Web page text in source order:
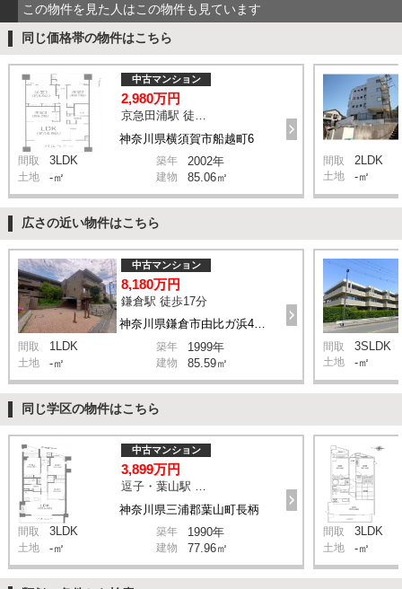
この物件を見た人はこの物件も見ています
同じ価格帯の物件はこちら
神奈川県横須賀市船越町6
中古マンション
2,980万円
京急田浦駅 徒歩13分
間取 3LDK 築年 2002年
土地 -㎡ 建物 85.06㎡
間取 2LDK
土地 -㎡
広さの近い物件はこちら
神奈川県鎌倉市由比ガ浜4丁目
中古マンション
8,180万円
鎌倉駅 徒歩17分
間取 1LDK 築年 1999年
土地 -㎡ 建物 85.59㎡
間取 3SLDK
土地 -㎡
同じ学区の物件はこちら
神奈川県三浦郡葉山町長柄
中古マンション
3,899万円
逗子・葉山駅 バス4分 停歩2分
間取 3LDK 築年 1990年
土地 -㎡ 建物 77.96㎡
間取 3LDK
土地 -㎡